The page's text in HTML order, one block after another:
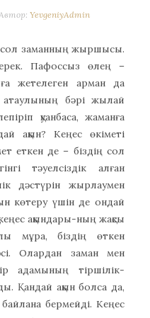
YevgeniyAdmin
сол заманның жыршысы.
Пафоссыз өлең –
жетелеген арман да
атаулының бәрі жылай
қуанбаса, жаманға
ақын? Кеңес өкіметі
еткен де – біздің сол
тәуелсіздік алған
дәстүрін жырлаумен
көтеру үшін де ондай
ақындары-ның жақсы
мұра, біздің өткен
Олардан заман мен
адамының тіршілік-
Қандай ақын болса да,
бермейді. Кеңес